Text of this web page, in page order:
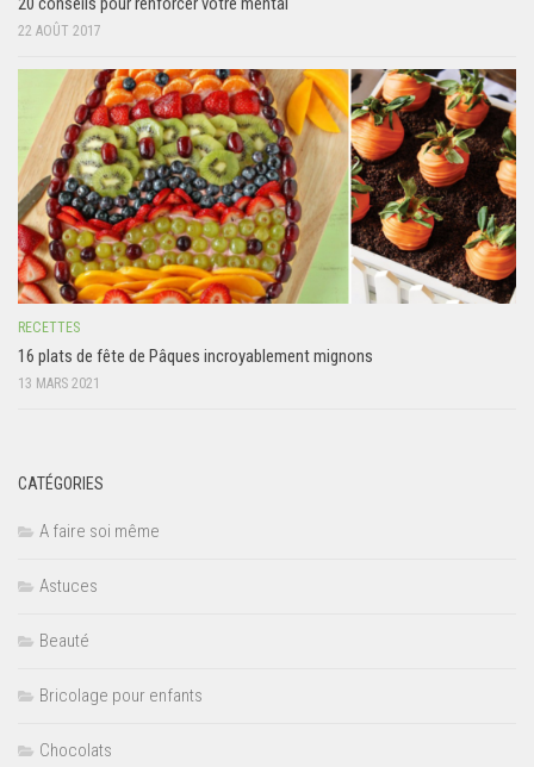
22 AOÛT 2017
RECETTES
16 plats de fête de Pâques incroyablement mignons
13 MARS 2021
CATÉGORIES
A faire soi même
Astuces
Beauté
Bricolage pour enfants
Chocolats